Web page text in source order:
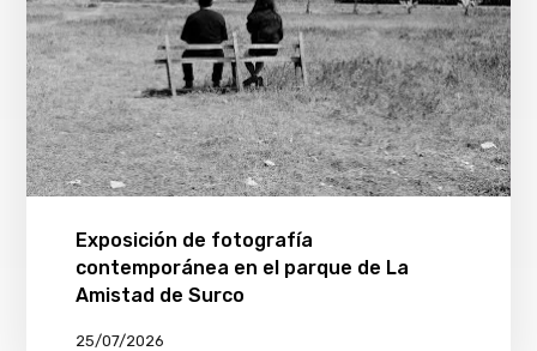
Exposición de fotografía
contemporánea en el parque de La
Amistad de Surco
25/07/2026